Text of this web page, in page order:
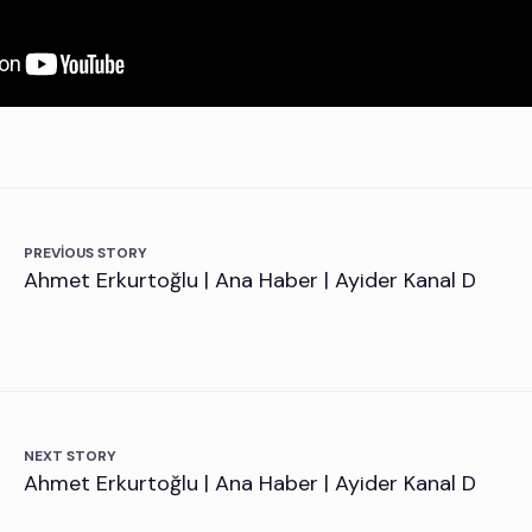
PREVIOUS STORY
Ahmet Erkurtoğlu | Ana Haber | Ayider Kanal D
NEXT STORY
Ahmet Erkurtoğlu | Ana Haber | Ayider Kanal D